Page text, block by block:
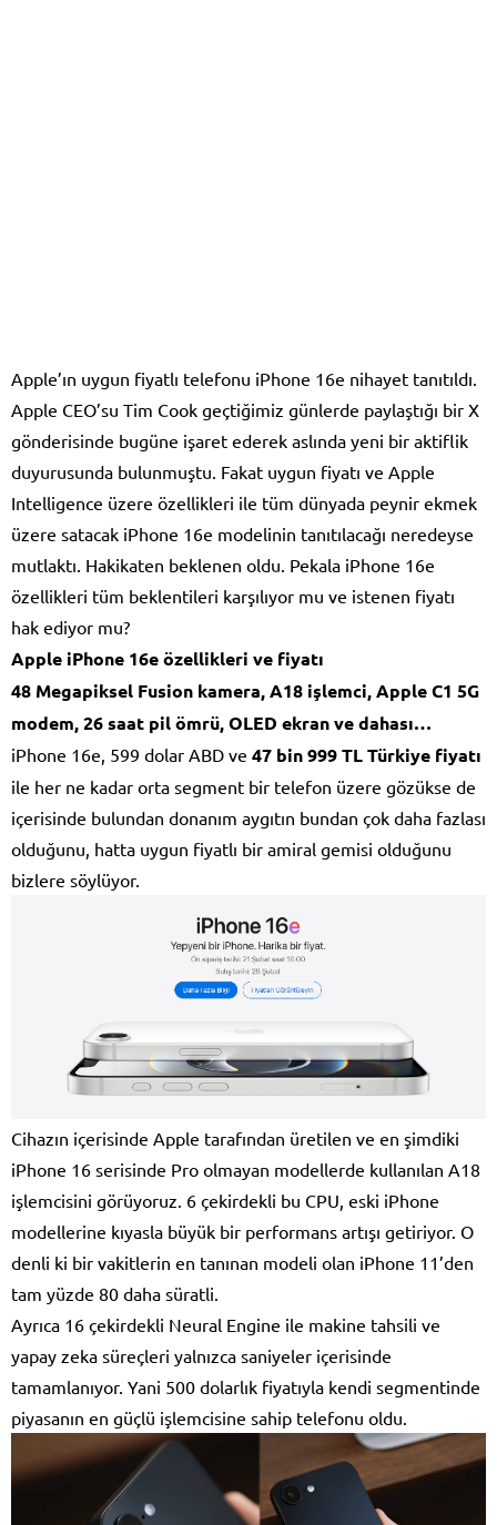
Apple’ın uygun fiyatlı telefonu iPhone 16e nihayet tanıtıldı.
Apple CEO’su Tim Cook geçtiğimiz günlerde paylaştığı bir X
gönderisinde bugüne işaret ederek aslında yeni bir aktiflik
duyurusunda bulunmuştu. Fakat uygun fiyatı ve Apple
Intelligence üzere özellikleri ile tüm dünyada peynir ekmek
üzere satacak iPhone 16e modelinin tanıtılacağı neredeyse
mutlaktı. Hakikaten beklenen oldu. Pekala iPhone 16e
özellikleri tüm beklentileri karşılıyor mu ve istenen fiyatı
hak ediyor mu?
Apple iPhone 16e özellikleri ve fiyatı
48 Megapiksel Fusion kamera, A18 işlemci, Apple C1 5G
modem, 26 saat pil ömrü, OLED ekran ve dahası…
iPhone 16e, 599 dolar ABD ve 47 bin 999 TL Türkiye fiyatı
ile her ne kadar orta segment bir telefon üzere gözükse de
içerisinde bulundan donanım aygıtın bundan çok daha fazlası
olduğunu, hatta uygun fiyatlı bir amiral gemisi olduğunu
bizlere söylüyor.
Cihazın içerisinde Apple tarafından üretilen ve en şimdiki
iPhone 16 serisinde Pro olmayan modellerde kullanılan A18
işlemcisini görüyoruz. 6 çekirdekli bu CPU, eski iPhone
modellerine kıyasla büyük bir performans artışı getiriyor. O
denli ki bir vakitlerin en tanınan modeli olan iPhone 11’den
tam yüzde 80 daha süratli.
Ayrıca 16 çekirdekli Neural Engine ile makine tahsili ve
yapay zeka süreçleri yalnızca saniyeler içerisinde
tamamlanıyor. Yani 500 dolarlık fiyatıyla kendi segmentinde
piyasanın en güçlü işlemcisine sahip telefonu oldu.